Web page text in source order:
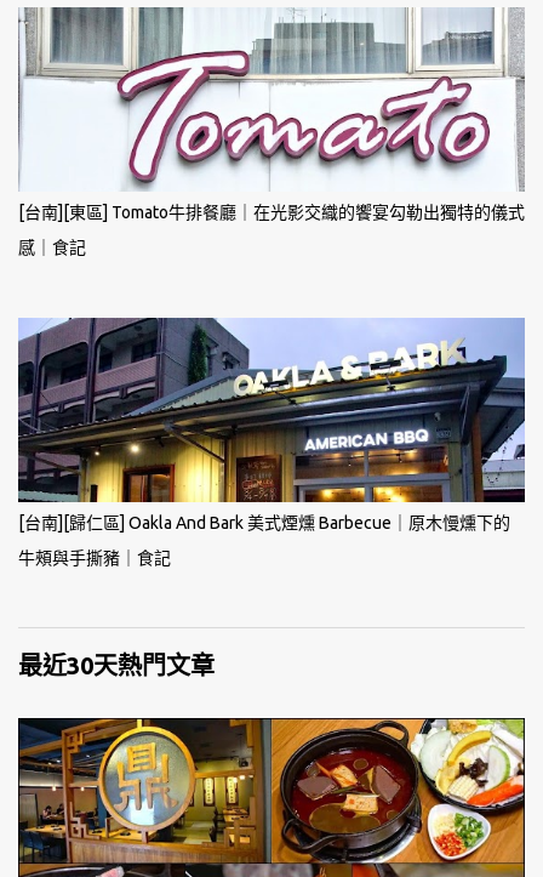
[台南][東區] Tomato牛排餐廳｜在光影交織的饗宴勾勒出獨特的儀式
感｜食記
[台南][歸仁區] Oakla And Bark 美式煙燻 Barbecue｜原木慢燻下的
牛頰與手撕豬｜食記
最近30天熱門文章